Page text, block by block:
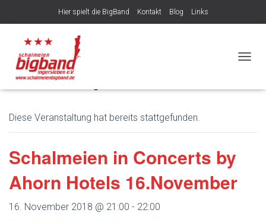
Hier spielt die BigBand Kontakt Blog Links
Veröffentlicht von
« Alle Veranstaltungen
Diese Veranstaltung hat bereits stattgefunden.
Schalmeien in Concerts by
Ahorn Hotels 16.November
16. November 2018 @ 21:00 - 22:00